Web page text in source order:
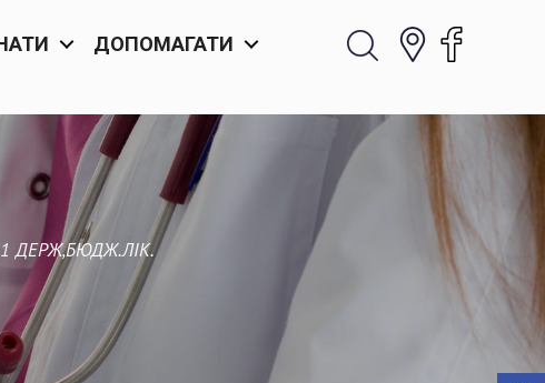
ДОПОМАГАТИ
ДЕРЖ,БЮДЖ.ЛІК.